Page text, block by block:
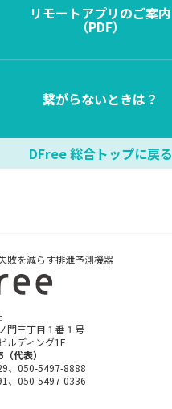
リモートアプリのご案内
（PDF）
繋がらないときは？
DFree 総合トップに戻る
敗を減らす排泄予測機器
門三丁目１番１号
ルディング1F
代表）
、050-5497-8888
、050-5497-0336